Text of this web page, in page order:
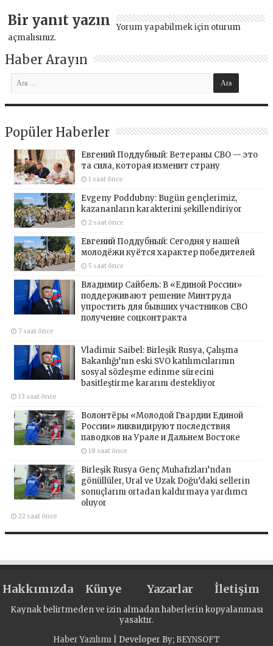
Bir yanıt yazın Yorum yapabilmek için oturum
açmalısınız.
Haber Arayın
Popüler Haberler
Евгений Поддубный: Ветераны СВО — это
та сила, которая изменит страну
1 saat önce
Evgeny Poddubny: Bugün gençlerimiz,
kazananların karakterini şekillendiriyor
2 saat önce
Евгений Поддубный: Сегодня у нашей
молодёжи куётся характер победителей
5 saat önce
Владимир Сайбель: В «Единой России»
поддерживают решение Минтруда
упростить для бывших участников СВО
получение соцконтракта
7 saat önce
Vladimir Saibel: Birleşik Rusya, Çalışma
Bakanlığı’nın eski SVO katılımcılarının
sosyal sözleşme edinme sürecini
basitleştirme kararını destekliyor
13 saat önce
Волонтёры «Молодой Гвардии Единой
России» ликвидируют последствия
паводков на Урале и Дальнем Востоке
18 saat önce
Birleşik Rusya Genç Muhafızları’ndan
gönüllüler, Ural ve Uzak Doğu’daki sellerin
sonuçlarını ortadan kaldırmaya yardımcı
oluyor
22 saat önce
Hakkımızda Künye Yazarlar İletişim
Kaynak belirtmeden ve izin almadan haberlerin kopyalanması
yasaktır.
Haber Yazılımı | Developer By; BEYNSOFT